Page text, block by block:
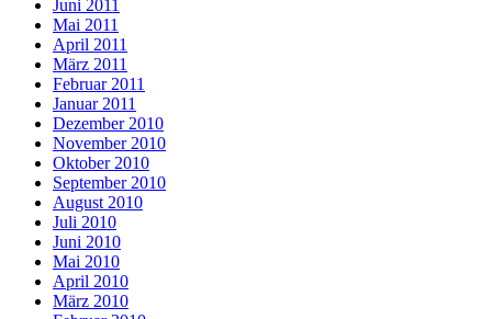
Juni 2011
Mai 2011
April 2011
März 2011
Februar 2011
Januar 2011
Dezember 2010
November 2010
Oktober 2010
September 2010
August 2010
Juli 2010
Juni 2010
Mai 2010
April 2010
März 2010